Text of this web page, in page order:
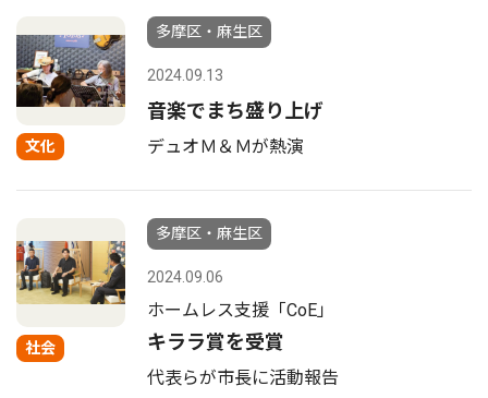
文化
多摩区・麻生区
2024.09.13
音楽でまち盛り上げ
デュオＭ＆Ｍが熱演
社会
多摩区・麻生区
2024.09.06
ホームレス支援「CoE」
キララ賞を受賞
代表らが市長に活動報告